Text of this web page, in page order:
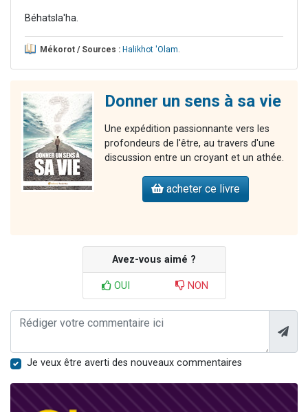
Béhatsla'ha.
Mékorot / Sources : Halikhot 'Olam.
Donner un sens à sa vie
Une expédition passionnante vers les
profondeurs de l'être, au travers d'une
discussion entre un croyant et un athée.
acheter ce livre
Avez-vous aimé ?
OUI NON
Je veux être averti des nouveaux commentaires